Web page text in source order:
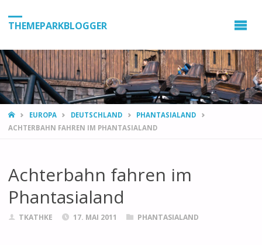
THEMEPARKBLOGGER
HOMEEUROPA DEUTSCHLAND
PHANTASIALAND
ACHTERBAHN FAHREN IM PHANTASIALAND
Achterbahn fahren im
Phantasialand
TKATHKE 17. MAI 2011 PHANTASIALAND